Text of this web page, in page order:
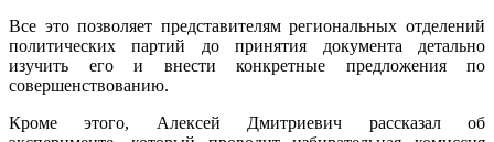
Все это позволяет представителям региональных отделений
политических партий до принятия документа детально
изучить его и внести конкретные предложения по
совершенствованию.
Кроме этого, Алексей Дмитриевич рассказал об